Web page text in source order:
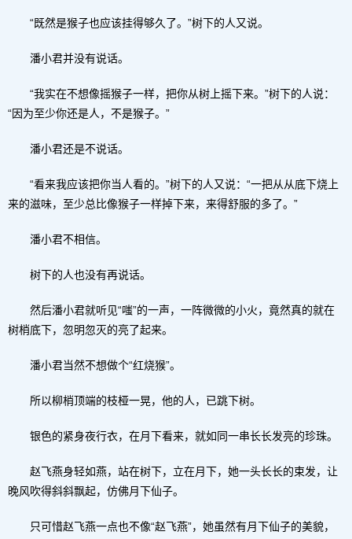
“既然是猴子也应该挂得够久了。”树下的人又说。
潘小君并没有说话。
“我实在不想像摇猴子一样，把你从树上摇下来。”树下的人说：
“因为至少你还是人，不是猴子。”
潘小君还是不说话。
“看来我应该把你当人看的。”树下的人又说：“一把从从底下烧上
来的滋味，至少总比像猴子一样掉下来，来得舒服的多了。”
潘小君不相信。
树下的人也没有再说话。
然后潘小君就听见“嗤”的一声，一阵微微的小火，竟然真的就在
树梢底下，忽明忽灭的亮了起来。
潘小君当然不想做个“红烧猴”。
所以柳梢顶端的枝桠一晃，他的人，已跳下树。
银色的紧身夜行衣，在月下看来，就如同一串长长发亮的珍珠。
赵飞燕身轻如燕，站在树下，立在月下，她一头长长的束发，让
晚风吹得斜斜飘起，仿佛月下仙子。
只可惜赵飞燕一点也不像“赵飞燕”，她虽然有月下仙子的美貌，